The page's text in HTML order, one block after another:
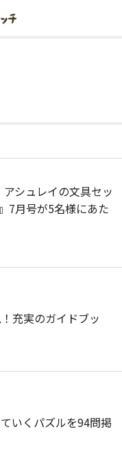
アシュレイの文具セッ
7月号が5名様にあた
充実のガイドブッ
いくパズルを94問掲